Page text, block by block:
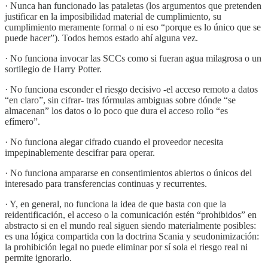
· Nunca han funcionado las pataletas (los argumentos que pretenden
justificar en la imposibilidad material de cumplimiento, su
cumplimiento meramente formal o ni eso “porque es lo único que se
puede hacer”). Todos hemos estado ahí alguna vez.
· No funciona invocar las SCCs como si fueran agua milagrosa o un
sortilegio de Harry Potter.
· No funciona esconder el riesgo decisivo -el acceso remoto a datos
“en claro”, sin cifrar- tras fórmulas ambiguas sobre dónde “se
almacenan” los datos o lo poco que dura el acceso rollo “es
efímero”.
· No funciona alegar cifrado cuando el proveedor necesita
impepinablemente descifrar para operar.
· No funciona ampararse en consentimientos abiertos o únicos del
interesado para transferencias continuas y recurrentes.
· Y, en general, no funciona la idea de que basta con que la
reidentificación, el acceso o la comunicación estén “prohibidos” en
abstracto si en el mundo real siguen siendo materialmente posibles:
es una lógica compartida con la doctrina Scania y seudonimización:
la prohibición legal no puede eliminar por sí sola el riesgo real ni
permite ignorarlo.